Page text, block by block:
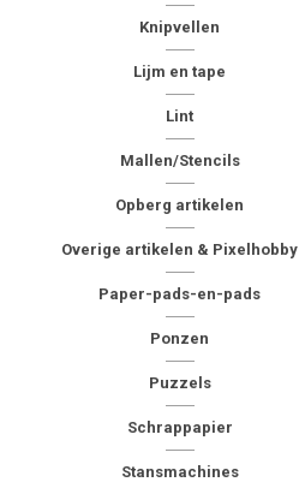
Knipvellen
Lijm en tape
Lint
Mallen/Stencils
Opberg artikelen
Overige artikelen & Pixelhobby
Paper-pads-en-pads
Ponzen
Puzzels
Schrappapier
Stansmachines